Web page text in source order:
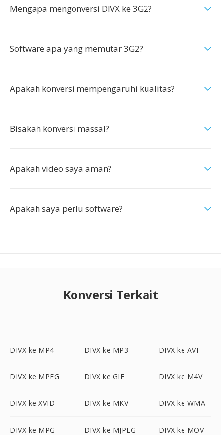
Mengapa mengonversi DIVX ke 3G2?
Software apa yang memutar 3G2?
Apakah konversi mempengaruhi kualitas?
Bisakah konversi massal?
Apakah video saya aman?
Apakah saya perlu software?
Konversi Terkait
DIVX ke MP4 DIVX ke MP3 DIVX ke AVI
DIVX ke MPEG DIVX ke GIF DIVX ke M4V
DIVX ke XVID DIVX ke MKV DIVX ke WMA
DIVX ke MPG DIVX ke MJPEG DIVX ke MOV